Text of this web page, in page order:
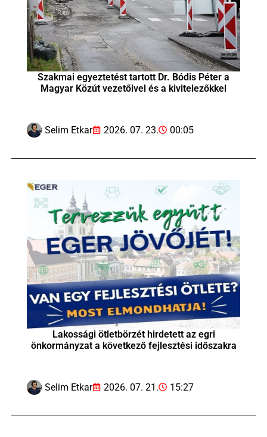
Szakmai egyeztetést tartott Dr. Bódis Péter a
Magyar Közút vezetőivel és a kivitelezőkkel
Selim Etkar 2026. 07. 23. 00:05
Lakossági ötletbörzét hirdetett az egri
önkormányzat a következő fejlesztési időszakra
Selim Etkar 2026. 07. 21. 15:27